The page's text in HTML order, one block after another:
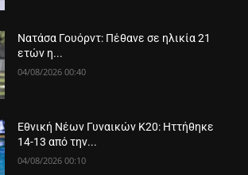
Νατάσα Γουόρντ: Πέθανε σε ηλικία 21
ετών η...
04/08/2026 00:40
Εθνική Νέων Γυναικών Κ20: Ηττήθηκε
14-13 από την...
04/08/2026 00:10